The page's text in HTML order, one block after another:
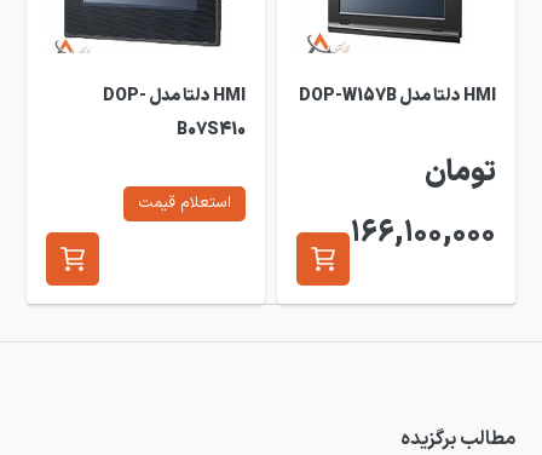
HMI دلتا مدل DOP-W157B
تومان
166,100,000
HMI دلتا مدل DOP-
B07S410
استعلام قیمت
مطالب برگزیده